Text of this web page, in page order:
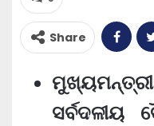
Share
ସର୍ବଦଳୀୟ